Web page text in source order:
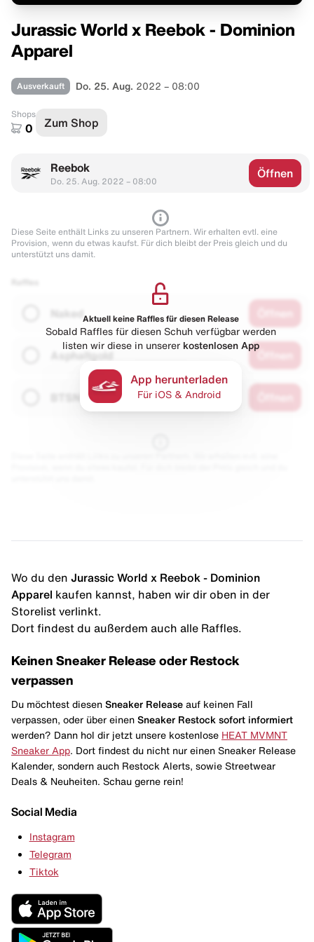
Jurassic World x Reebok - Dominion
Apparel
Ausverkauft Do. 25. Aug. 2022 – 08:00
Shops
0 Zum Shop
Reebok
Do. 25. Aug. 2022 – 08:00
Öffnen
Diese Seite enthält Links zu unseren Partnern. Wir erhalten evtl. eine
Provision, wenn du etwas kaufst. Für dich bleibt der Preis gleich und du
unterstützt uns damit.
Naked
Asphaltgold
Aktuell keine Raffles für diesen Release
Sobald Raffles für diesen Schuh verfügbar werden
listen wir diese in unserer kostenlosen App
App herunterladen
Für iOS & Android
Wo du den Jurassic World x Reebok - Dominion
Apparel kaufen kannst, haben wir dir oben in der
Storelist verlinkt.
Dort findest du außerdem auch alle Raffles.
Keinen Sneaker Release oder Restock
verpassen
Du möchtest diesen Sneaker Release auf keinen Fall
verpassen, oder über einen Sneaker Restock sofort informiert
werden? Dann hol dir jetzt unsere kostenlose HEAT MVMNT
Sneaker App. Dort findest du nicht nur einen Sneaker Release
Kalender, sondern auch Restock Alerts, sowie Streetwear
Deals & Neuheiten. Schau gerne rein!
Social Media
Instagram
Telegram
Tiktok